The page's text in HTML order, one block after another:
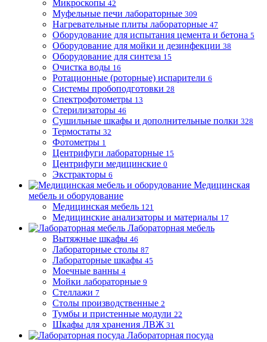
Микроскопы 42
Муфельные печи лабораторные 309
Нагревательные плиты лабораторные 47
Оборудование для испытания цемента и бетона 5
Оборудование для мойки и дезинфекции 38
Оборудование для синтеза 15
Очистка воды 16
Ротационные (роторные) испарители 6
Системы пробоподготовки 28
Спектрофотометры 13
Стерилизаторы 46
Сушильные шкафы и дополнительные полки 328
Термостаты 32
Фотометры 1
Центрифуги лабораторные 15
Центрифуги медицинские 0
Экстракторы 6
Медицинская
мебель и оборудование
Медицинская мебель 121
Медицинские анализаторы и материалы 17
Лабораторная мебель
Вытяжные шкафы 46
Лабораторные столы 87
Лабораторные шкафы 45
Моечные ванны 4
Мойки лабораторные 9
Стеллажи 7
Столы производственные 2
Тумбы и пристенные модули 22
Шкафы для хранения ЛВЖ 31
Лабораторная посуда